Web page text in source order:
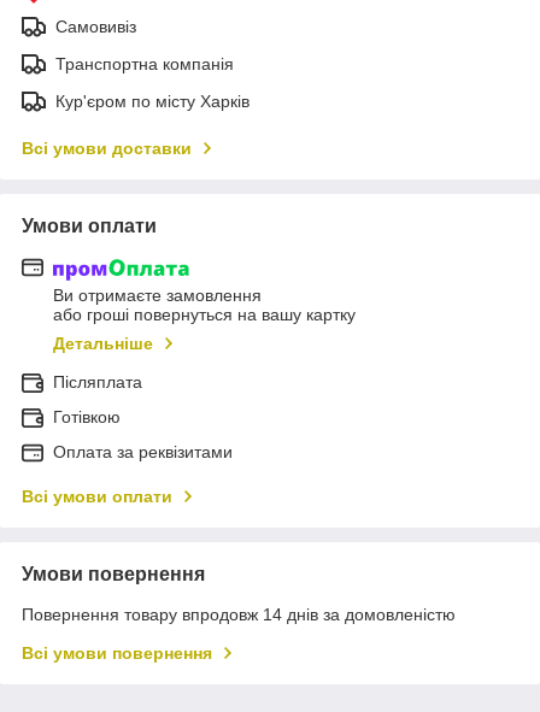
Самовивіз
Транспортна компанія
Кур'єром по місту Харків
Всі умови доставки
Умови оплати
Ви отримаєте замовлення
або гроші повернуться на вашу картку
Детальніше
Післяплата
Готівкою
Оплата за реквізитами
Всі умови оплати
Умови повернення
Повернення товару впродовж 14 днів за домовленістю
Всі умови повернення